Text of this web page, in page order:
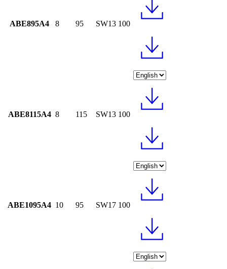
ABE895A4 8 95 SW13 100
ABE8115A4 8 115 SW13 100
ABE1095A4 10 95 SW17 100